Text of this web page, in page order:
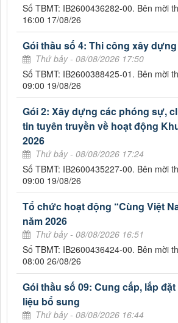
Số TBMT: IB2600436282-00. Bên mời
16:00 17/08/26
Gói thầu số 4: Thi công xây dựng
Thứ bảy - 08/08/2026 17:50
Số TBMT: IB2600388425-01. Bên mời
09:00 19/08/26
Gói 2: Xây dựng các phóng sự,
tin tuyên truyền về hoạt động
2026
Thứ bảy - 08/08/2026 17:24
Số TBMT: IB2600435227-00. Bên mời
09:00 19/08/26
Tổ chức hoạt động “Cùng Việt
năm 2026
Thứ bảy - 08/08/2026 16:51
Số TBMT: IB2600436424-00. Bên mời
08:00 26/08/26
Gói thầu số 09: Cung cấp, lắp
liệu bổ sung
Thứ bảy - 08/08/2026 16:44